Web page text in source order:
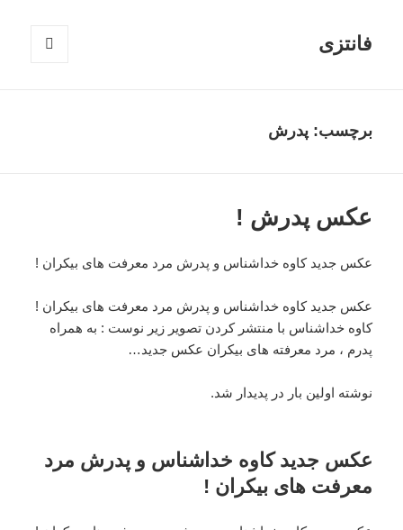
فانتزی
برچسب: پدرش
عکس پدرش !
عکس جدید کاوه خداشناس و پدرش مرد معرفت های بیکران !
عکس جدید کاوه خداشناس و پدرش مرد معرفت های بیکران !
کاوه خداشناس با منتشر کردن تصویر زیر نوست : به همراه
پدرم ، مرد معرفته های بیکران عکس جدید…
نوشته اولین بار در پدیدار شد.
عکس جدید کاوه خداشناس و پدرش مرد
معرفت های بیکران !